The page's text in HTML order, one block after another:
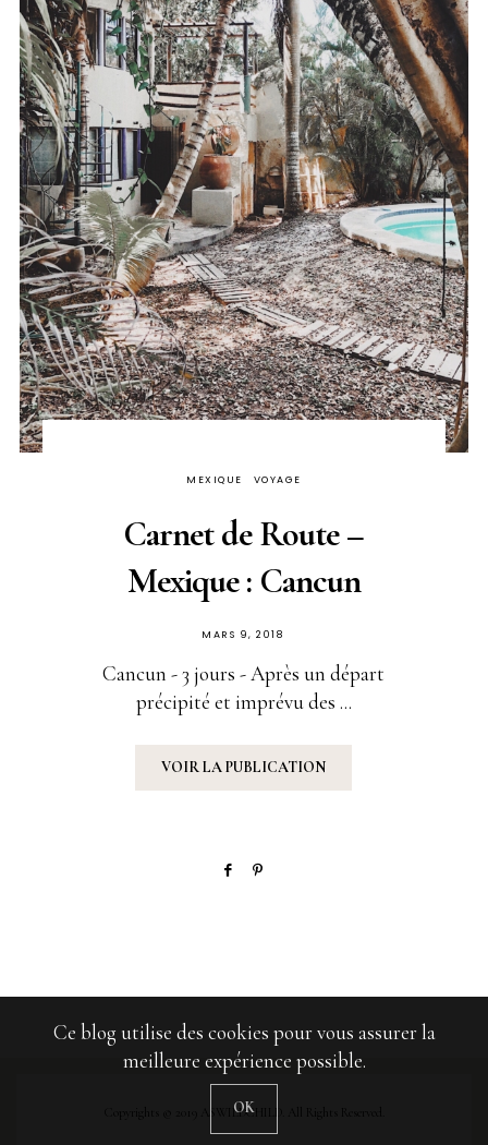
MEXIQUE VOYAGE
Carnet de Route –
Mexique : Cancun
PUBLIÉ
MARS 9, 2018
Cancun - 3 jours - Après un départ
précipité et imprévu des ...
VOIR LA PUBLICATION
Copyrights © 2019 ASWILDCHILD. All Rights Reserved.
Ce blog utilise des cookies pour vous assurer la
meilleure expérience possible.
OK